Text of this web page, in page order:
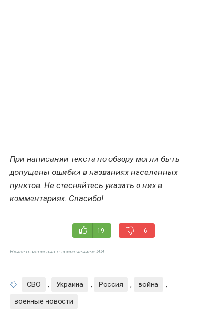
При написании текста по обзору могли быть
допущены ошибки в названиях населенных
пунктов. Не стесняйтесь указать о них в
комментариях. Спасибо!
19 6
Новость написана с применением ИИ
СВО , Украина , Россия , война
,
военные новости